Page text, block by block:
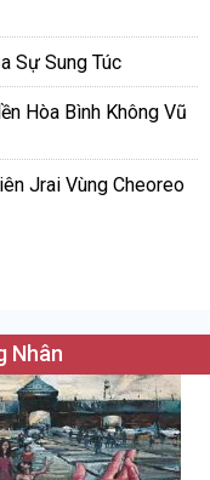
Sự Sung Túc
Hòa Bình Không Vũ
Jrai Vùng Cheoreo
Nhân